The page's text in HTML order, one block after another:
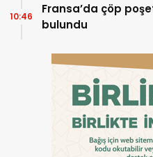
Fransa’da çöp
bulundu
10:46